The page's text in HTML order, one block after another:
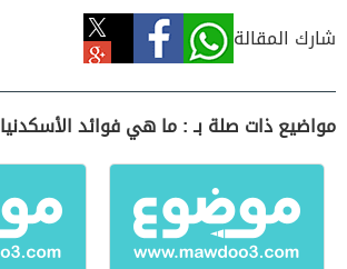
شارك المقالة
مواضيع ذات صلة بـ : ما هي فوائد الأسكدنيا